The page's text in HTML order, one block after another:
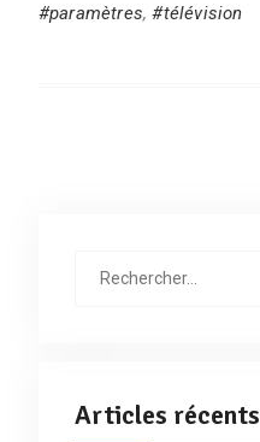
#paramètres,#télévision
Articles récents